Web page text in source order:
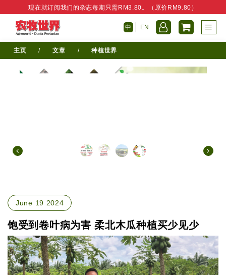
现在就订阅我们的杂志每期只需RM3.80。（原价RM9.80）
中 EN
主页 / 文章 / 种植世界
June 19 2024
饱受到卷叶病为害 柔北木瓜种植买少见少